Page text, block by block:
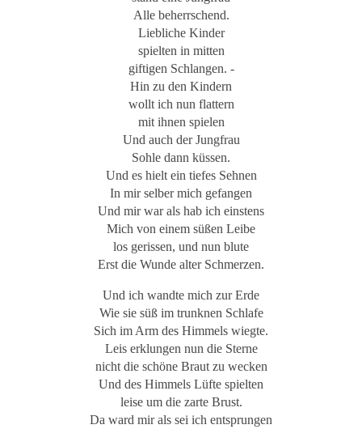
Alle beherrschend.
Liebliche Kinder
spielten in mitten
giftigen Schlangen. -
Hin zu den Kindern
wollt ich nun flattern
mit ihnen spielen
Und auch der Jungfrau
Sohle dann küssen.
Und es hielt ein tiefes Sehnen
In mir selber mich gefangen
Und mir war als hab ich einstens
Mich von einem süßen Leibe
los gerissen, und nun blute
Erst die Wunde alter Schmerzen.
Und ich wandte mich zur Erde
Wie sie süß im trunknen Schlafe
Sich im Arm des Himmels wiegte.
Leis erklungen nun die Sterne
nicht die schöne Braut zu wecken
Und des Himmels Lüfte spielten
leise um die zarte Brust.
Da ward mir als sei ich entsprungen